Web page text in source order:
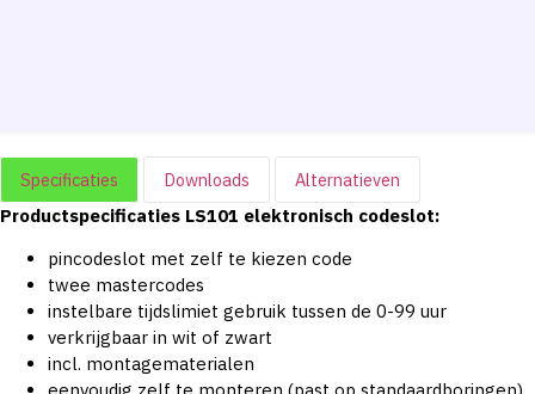
Specificaties Downloads
Alternatieven
Productspecificaties LS101 elektronisch codeslot:
pincodeslot met zelf te kiezen code
twee mastercodes
instelbare tijdslimiet gebruik tussen de 0-99 uur
verkrijgbaar in wit of zwart
incl. montagematerialen